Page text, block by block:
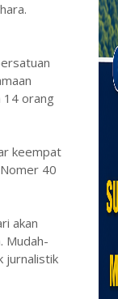
14 orang
keempat
40
akan
Mudah-
jurnalistik